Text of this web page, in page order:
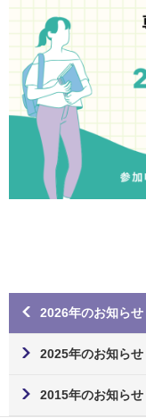
2026年のお知らせ
2025年のお知らせ
2015年のお知らせ